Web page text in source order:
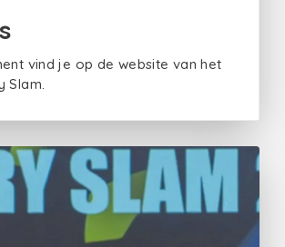
vind je op de website van het
Slam.